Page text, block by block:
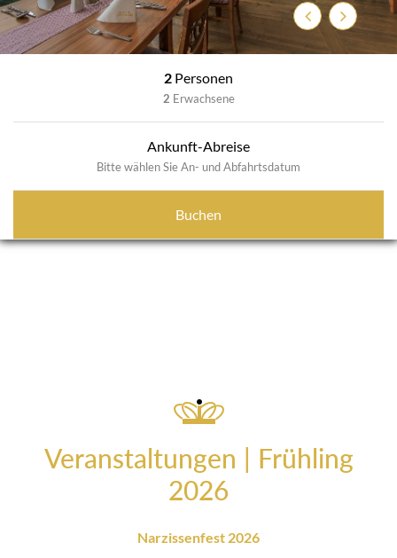
ZurückWeiter
2 Personen
2 Erwachsene
Ankunft-Abreise
Bitte wählen Sie An- und Abfahrtsdatum
Buchen
Veranstaltungen | Frühling
2026
Narzissenfest 2026